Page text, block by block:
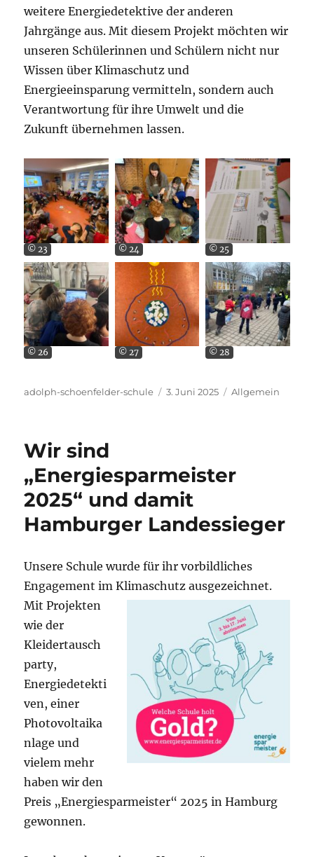
weitere Energiedetektive der anderen
Jahrgänge aus. Mit diesem Projekt möchten wir
unseren Schülerinnen und Schülern nicht nur
Wissen über Klimaschutz und
Energieeinsparung vermitteln, sondern auch
Verantwortung für ihre Umwelt und die
Zukunft übernehmen lassen.
© 23 © 24 © 25
© 26 © 27 © 28
Autor
adolph-schoenfelder-schule
Veröffentlicht
3. Juni 2025 Kategorien
Allgemein
Wir sind
„Energiesparmeister
2025“ und damit
Hamburger Landessieger
Unsere Schule wurde für ihr vorbildliches
Engagement im Klimaschutzausgezeichnet.
Mit Projekten
wie der
Kleidertausch
party,
Energiedetekti
ven, einer
Photovoltaika
nlage und
vielem mehr
haben wir den
Preis „Energiesparmeister“ 2025 in Hamburg
gewonnen.